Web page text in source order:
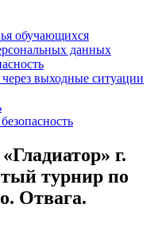
обучающихся
данных
выходные ситуации
г.
турнир по
Отвага.